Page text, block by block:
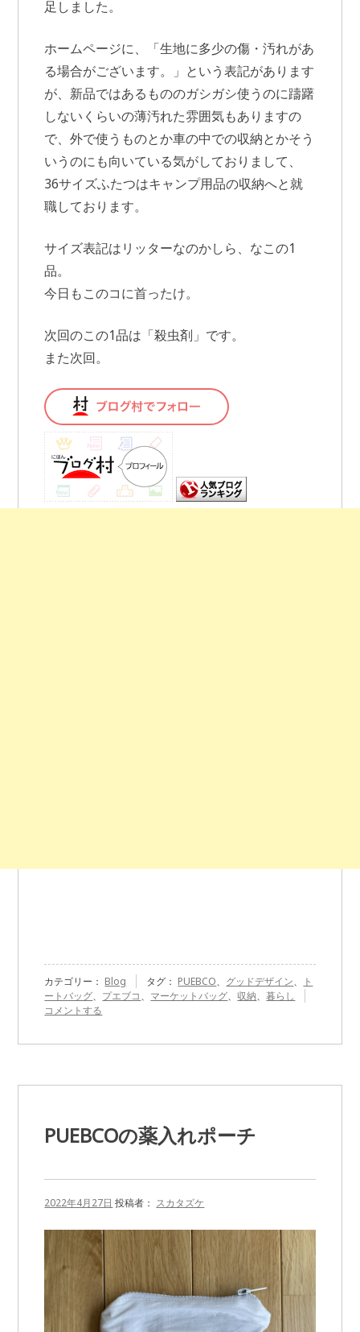
足しました。
ホームページに、「生地に多少の傷・汚れがあ
る場合がございます。」という表記があります
が、新品ではあるもののガシガシ使うのに躊躇
しないくらいの薄汚れた雰囲気もありますの
で、外で使うものとか車の中での収納とかそう
いうのにも向いている気がしておりまして、
36サイズふたつはキャンプ用品の収納へと就
職しております。
サイズ表記はリッターなのかしら、なこの1
品。
今日もこのコに首ったけ。
次回のこの1品は「殺虫剤」です。
また次回。
カテゴリー： Blog タグ： PUEBCO、 グッドデザイン、
ト
ートバッグ、 プエブコ、 マーケットバッグ、 収納、暮らし
ト
に
コメントする
PUEBCOの薬入れポーチ
2022年4月27日 投稿者： スカタズケ